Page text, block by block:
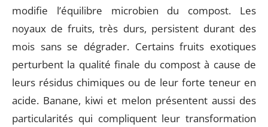
modifie l’équilibre microbien du compost. Les
noyaux de fruits, très durs, persistent durant des
mois sans se dégrader. Certains fruits exotiques
perturbent la qualité finale du compost à cause de
leurs résidus chimiques ou de leur forte teneur en
acide. Banane, kiwi et melon présentent aussi des
particularités qui compliquent leur transformation